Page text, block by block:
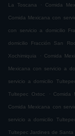
La Toscana . Comida
Comida Mexicana con
con servicio a domicilio
domicilio Fracción San
Xochimiquia . Comida
Mexicana con servicio a
servicio a domicilio
Tultepec Oxtoc . Comida
Comida Mexicana con
servicio a domicilio
Tultepec Jardines de Santa